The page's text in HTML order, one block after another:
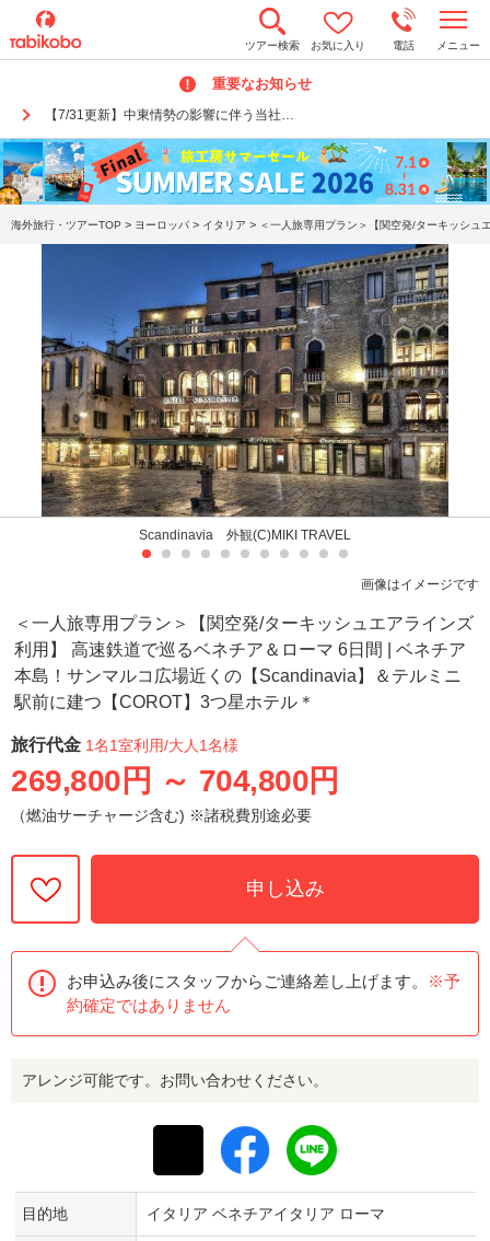
ツアー検索 お気に入り 電話 メニュー
重要なお知らせ
【7/31更新】中東情勢の影響に伴う当社…
o
n
a
v
i
g
t
海外旅行・ツアーTOP > ヨーロッパ > イタリア > ＜一人旅専用プラン＞【関空発/ターキッシ
Scandinavia 外観(C)MIKI TRAVEL
画像はイメージです
＜一人旅専用プラン＞【関空発/ターキッシュエアラインズ
利用】 高速鉄道で巡るベネチア＆ローマ 6日間 | ベネチア
本島！サンマルコ広場近くの【Scandinavia】＆テルミニ
駅前に建つ【COROT】3つ星ホテル＊
旅行代金 1名1室利用/大人1名様
269,800円 ～ 704,800円
（燃油サーチャージ含む) ※諸税費別途必要
申し込み
お申込み後にスタッフからご連絡差し上げます。
※予
約確定ではありません
アレンジ可能です。お問い合わせください。
目的地 イタリア ベネチアイタリア ローマ